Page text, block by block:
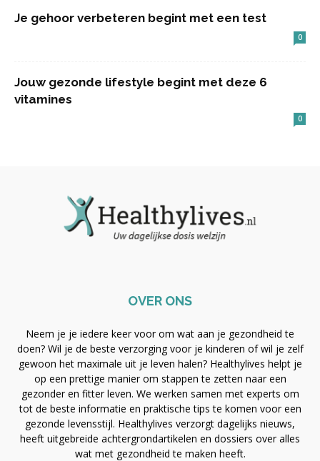
Je gehoor verbeteren begint met een test
0
Jouw gezonde lifestyle begint met deze 6
vitamines
0
OVER ONS
Neem je je iedere keer voor om wat aan je gezondheid te
doen? Wil je de beste verzorging voor je kinderen of wil je zelf
gewoon het maximale uit je leven halen? Healthylives helpt je
op een prettige manier om stappen te zetten naar een
gezonder en fitter leven. We werken samen met experts om
tot de beste informatie en praktische tips te komen voor een
gezonde levensstijl. Healthylives verzorgt dagelijks nieuws,
heeft uitgebreide achtergrondartikelen en dossiers over alles
wat met gezondheid te maken heeft.